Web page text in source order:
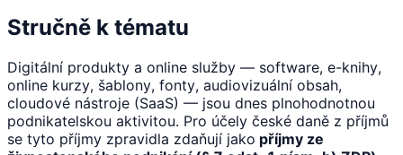
Stručně k tématu
Digitální produkty a online služby — software, e-knihy,
online kurzy, šablony, fonty, audiovizuální obsah,
cloudové nástroje (SaaS) — jsou dnes plnohodnotnou
podnikatelskou aktivitou. Pro účely české daně z příjmů
se tyto příjmy zpravidla zdaňují jako příjmy ze